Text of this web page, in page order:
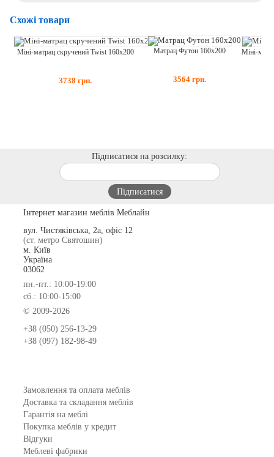
Схожі товари
Міні-матрац скручений Twist 160x200
3738 грн.
Матрац Футон 160x200
3564 грн.
Підписатися на розсилку:
Інтернет магазин меблів Меблайн
вул. Чистяківська, 2а, офіс 12
(ст. метро Святошин)
м. Київ
Україна
03062
пн.-пт.: 10:00-19:00
сб.: 10:00-15:00
© 2009-2026
+38 (050) 256-13-29
+38 (097) 182-98-49
Замовлення та оплата меблів
Доставка та складання меблів
Гарантія на меблі
Покупка меблів у кредит
Відгуки
Меблеві фабрики